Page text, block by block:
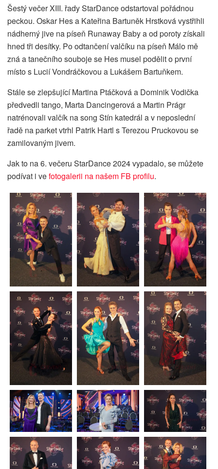
Šestý večer XIII. řady StarDance odstartoval pořádnou
peckou. Oskar Hes a Kateřina Bartuněk Hrstková vystřihli
nádherný jive na píseň Runaway Baby a od poroty získali
hned tři desítky. Po odtančení valčíku na píseň Málo mě
zná a tanečního souboje se Hes musel podělit o první
místo s Lucií Vondráčkovou a Lukášem Bartuňkem.
Stále se zlepšující Martina Ptáčková a Dominik Vodička
předvedli tango, Marta Dancingerová a Martin Prágr
natrénovali valčík na song Stín katedrál a v neposlední
řadě na parket vtrhl Patrik Hartl s Terezou Pruckovou se
zamilovaným jivem.
Jak to na 6. večeru StarDance 2024 vypadalo, se můžete
podívat i vefotogalerii na našem FB profilu.